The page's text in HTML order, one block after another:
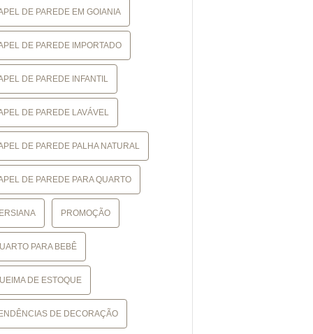
DE PAREDE EM GOIANIA
DE PAREDE IMPORTADO
DE PAREDE INFANTIL
DE PAREDE LAVÁVEL
DE PAREDE PALHA NATURAL
DE PAREDE PARA QUARTO
PROMOÇÃO
PARA BEBÊ
DE ESTOQUE
DE DECORAÇÃO